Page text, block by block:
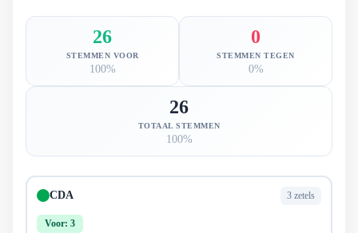
26
STEMMEN VOOR
100%
0
STEMMEN TEGEN
0%
26
TOTAAL STEMMEN
100%
CDA 3 zetels
Voor: 3